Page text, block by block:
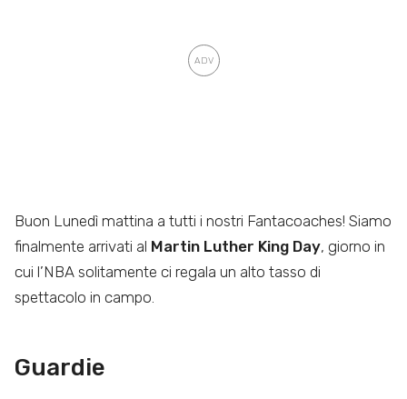
Buon Lunedì mattina a tutti i nostri Fantacoaches! Siamo
finalmente arrivati al Martin Luther King Day, giorno in
cui l’NBA solitamente ci regala un alto tasso di
spettacolo in campo.
Guardie